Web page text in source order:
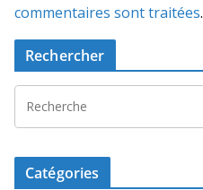
commentaires sont traitées.
Rechercher
Catégories